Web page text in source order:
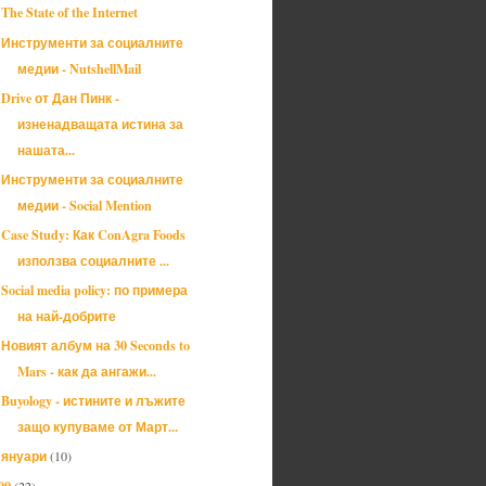
The State of the Internet
Инструменти за социалните
медии - NutshellMail
Drive от Дан Пинк -
изненадващата истина за
нашата...
Инструменти за социалните
медии - Social Mention
Case Study: Как ConAgra Foods
използва социалните ...
Social media policy: по примера
на най-добрите
Новият албум на 30 Seconds to
Mars - как да ангажи...
Buyology - истините и лъжите
защо купуваме от Март...
януари(10)